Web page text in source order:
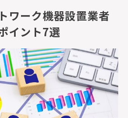
ワーク機器設置業者
イント7選